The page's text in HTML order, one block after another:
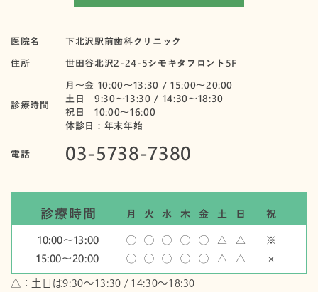
医院名
下北沢駅前歯科クリニック
住所
世田谷北沢2-24-5シモキタフロント5F
診療時間
月〜金 10:00～13:30 / 15:00～20:00
土日 9:30～13:30 / 14:30～18:30
祝日 10:00〜16:00
休診日：年末年始
電話 03-5738-7380
診療時間 月 火 水 木 金 土 日
祝
10:00〜13:00
◯ ◯ ◯ ◯ ◯ △ △
※
15:00〜20:00
◯ ◯ ◯ ◯ ◯ △ △ ×
△：土日は9:30～13:30 / 14:30～18:30